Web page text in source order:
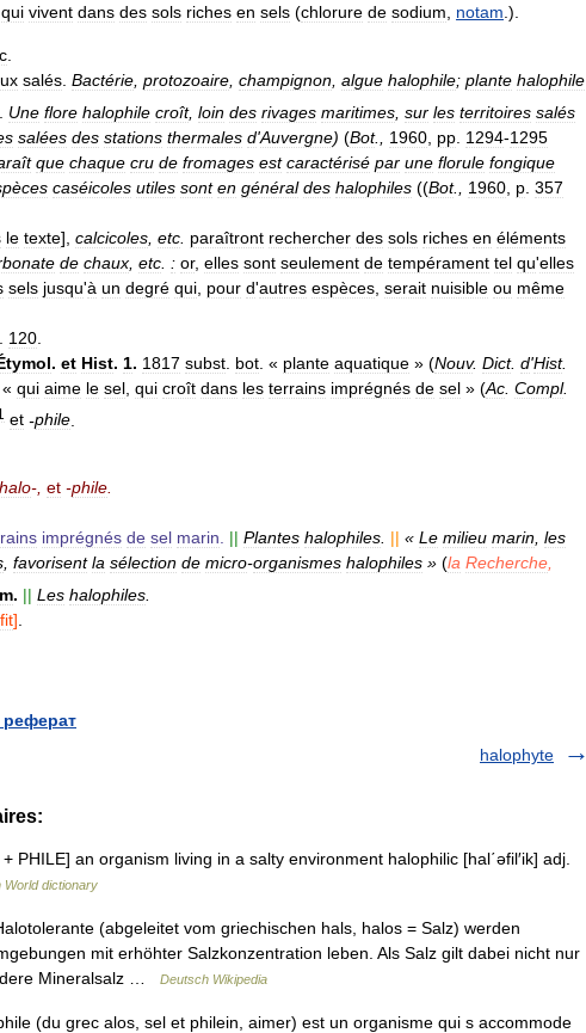
qui vivent dans des sols riches en sels (chlorure de sodium notam .).
salés Bactérie protozoaire champignon algue halophile; plante halophile
Une flore halophile croît, loin des rivages maritimes sur les territoires salés
salées des stations thermales d'Auvergne) (Bot., 1960 pp 1294-1295
que chaque cru de fromages est caractérisé par une florule fongique
caséicoles utiles sont en général des halophiles ((Bot., 1960 p 357
le texte], calcicoles etc paraîtront rechercher des sols riches en éléments
de chaux etc : or, elles sont seulement de tempérament tel qu'elles
sels jusqu'à un degré qui pour d'autres espèces serait nuisible ou même
120
. et Hist. 1. 1817 subst bot . « plante aquatique » (Nouv. Dict. d'Hist.
« qui aime le sel qui croît dans les terrains imprégnés de sel » (Ac Compl.
et -phile
halo-, et -phile.
imprégnés de sel marin. || Plantes halophiles. || « Le milieu marin, les
, favorisent la sélection de micro-organismes halophiles » (la Recherche,
m. || Les halophiles
]
halophyte
PHILE] an organism living in a salty environment halophilic [hal΄əfil′ik] adj.
World dictionary
(abgeleitet vom griechischen hals, halos = Salz) werden
mit erhöhter Salzkonzentration leben. Als Salz gilt dabei nicht nur
Mineralsalz …
Deutsch Wikipedia
(du grec alos, sel et philein, aimer) est un organisme qui s accommode